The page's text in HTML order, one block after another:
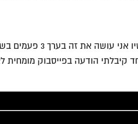
קיבלתי הודעה בפייסבוק